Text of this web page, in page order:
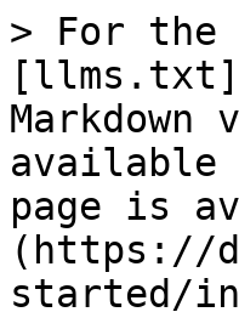
> For the
available
page is
(https://
started/